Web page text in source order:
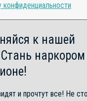
конфиденциальности
к нашей
и прочтут все! Не